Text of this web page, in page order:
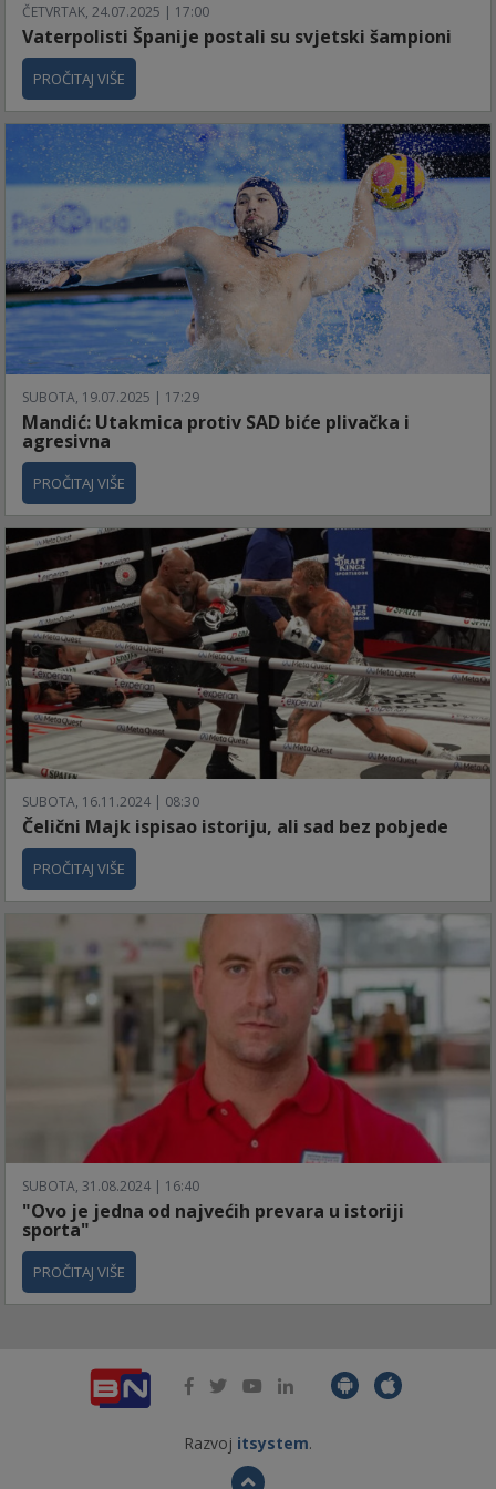
ČETVRTAK, 24.07.2025 | 17:00
Vaterpolisti Španije postali su svjetski šampioni
PROČITAJ VIŠE
SUBOTA, 19.07.2025 | 17:29
Mandić: Utakmica protiv SAD biće plivačka i
agresivna
PROČITAJ VIŠE
SUBOTA, 16.11.2024 | 08:30
Čelični Majk ispisao istoriju, ali sad bez pobjede
PROČITAJ VIŠE
SUBOTA, 31.08.2024 | 16:40
"Ovo je jedna od najvećih prevara u istoriji
sporta"
PROČITAJ VIŠE
Razvoj itsystem.